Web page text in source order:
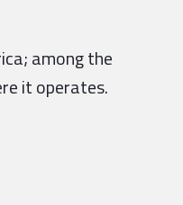
among the
it operates.